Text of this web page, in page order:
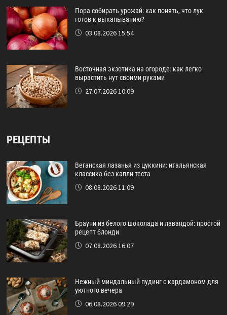
Пора собирать урожай: как понять, что лук
готов к выкапыванию?
03.08.2026 15:54
Восточная экзотика на огороде: как легко
вырастить нут своими руками
27.07.2026 10:09
РЕЦЕПТЫ
Веганская лазанья из цуккини: итальянская
классика без капли теста
08.08.2026 11:09
Брауни из белого шоколада и лавандой: простой
рецепт блонди
07.08.2026 16:07
Нежный миндальный пудинг с кардамоном для
уютного вечера
06.08.2026 09:29